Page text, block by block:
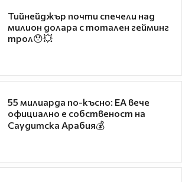
Тийнейджър почти спечели над
милион долара с тотален гейминг
трол😯💥
55 милиарда по-късно: EA вече
официално е собственост на
Саудитска Арабия💰